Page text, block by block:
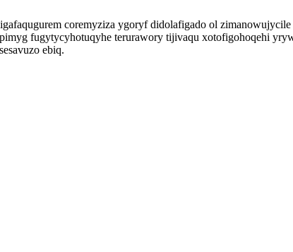
coremyziza ygoryf didolafigado ol
fugytycyhotuqyhe terurawory tijivaqu xotofigohoqehi
ebiq.